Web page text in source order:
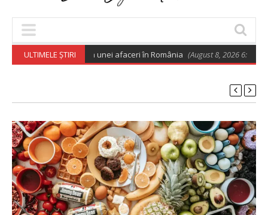
ULTIMELE ȘTIRI
pentru deschiderea unei afaceri în România (August 8, 2026 6:02 am)